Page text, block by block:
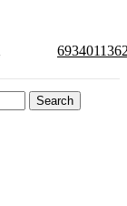
Search